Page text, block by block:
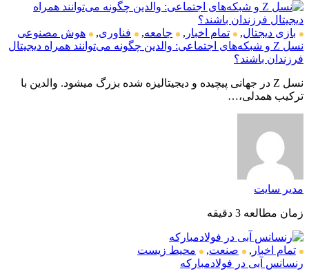
بازی دیجتال, تمام اخبار , جامعه, فناوری,
هوش مصنوعی
نسل Z و شبکه‌های اجتماعی: والدین چگونه می‌توانند همراه دیجیتال
فرزندان باشند؟
نسل Z در جهانی پیچیده و دیجیتالیزه شده بزرگ میشود. والدین با
ترکیب همدلی،…
مدیر سایت
زمان مطالعه 3 دقیقه
تمام اخبار , صنعت,
محیط زیست
رنسانس آبی در فولادمبارکه